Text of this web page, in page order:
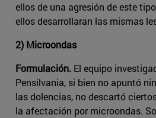
ellos de una agresión de este
ellos desarrollaran las mismas
2) Microondas
Formulación. El equipo
Pensilvania, si bien no apuntó
las dolencias, no descartó
la afectación por microondas.